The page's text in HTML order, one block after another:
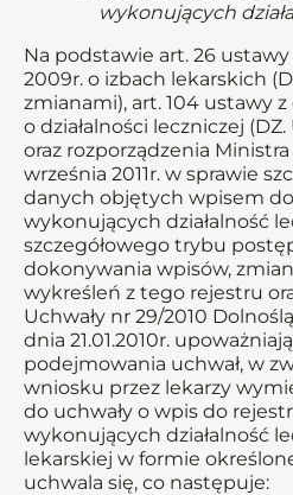
wykonujących
Na podstawie art. 26
2009r. o izbach lekarskich
zmianami), art. 104 ustawy z
o działalności leczniczej (DZ.
oraz rozporządzenia
września 2011r. w sprawie
danych objętych wpisem
wykonujących działalność
szczegółowego trybu
dokonywania wpisów,
wykreśleń z tego rejestru
Uchwały nr 29/2010
dnia 21.01.2010r.
podejmowania uchwał, w
wniosku przez lekarzy
do uchwały o wpis do
wykonujących działalność
lekarskiej w formie
uchwala się, co następuje: